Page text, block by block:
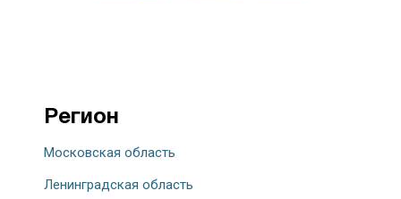
Регион
Московская область
Ленинградская область